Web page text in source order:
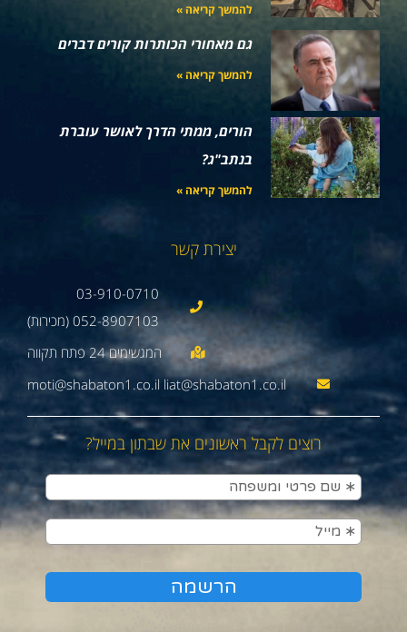
להמשך קריאה »
גם מאחורי הכותרות קורים דברים
להמשך קריאה »
הורים, ממתי הדרך לאושר עוברת
בנתב"ג?
להמשך קריאה »
יצירת קשר
03-910-0710
052-8907103 (מכירות)
moti@shabaton1.co.il liat@shabaton1.co.il
רוצים לקבל ראשונים את שבתון במייל?